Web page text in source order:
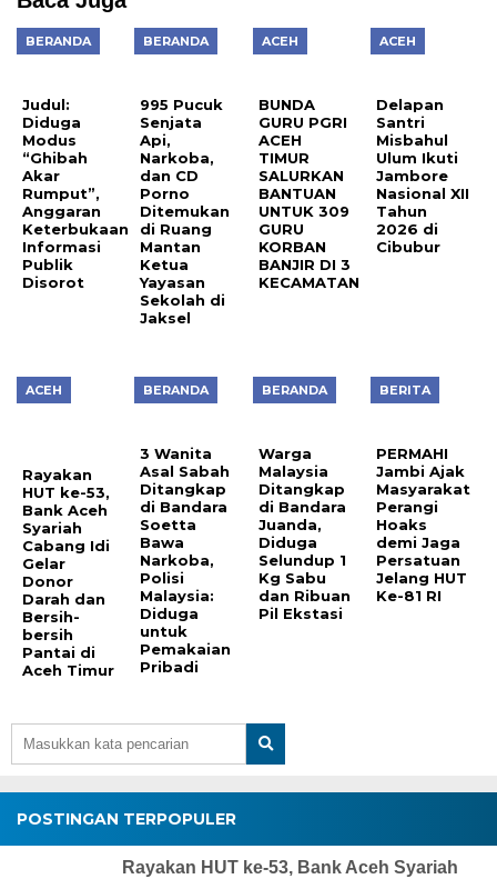
BERANDA
Judul:
Diduga
Modus
“Ghibah
Akar
Rumput”,
Anggaran
Keterbukaan
Informasi
Publik
Disorot
BERANDA
995 Pucuk
Senjata
Api,
Narkoba,
dan CD
Porno
Ditemukan
di Ruang
Mantan
Ketua
Yayasan
Sekolah di
Jaksel
ACEH
BUNDA
GURU PGRI
ACEH
TIMUR
SALURKAN
BANTUAN
UNTUK 309
GURU
KORBAN
BANJIR DI 3
KECAMATAN
ACEH
Delapan
Santri
Misbahul
Ulum Ikuti
Jambore
Nasional XII
Tahun
2026 di
Cibubur
ACEH
Rayakan
HUT ke-53,
Bank Aceh
Syariah
Cabang Idi
Gelar
Donor
Darah dan
Bersih-
bersih
Pantai di
Aceh Timur
BERANDA
3 Wanita
Asal Sabah
Ditangkap
di Bandara
Soetta
Bawa
Narkoba,
Polisi
Malaysia:
Diduga
untuk
Pemakaian
Pribadi
BERANDA
Warga
Malaysia
Ditangkap
di Bandara
Juanda,
Diduga
Selundup 1
Kg Sabu
dan Ribuan
Pil Ekstasi
BERITA
PERMAHI
Jambi Ajak
Masyarakat
Perangi
Hoaks
demi Jaga
Persatuan
Jelang HUT
Ke-81 RI
POSTINGAN TERPOPULER
Rayakan HUT ke-53, Bank Aceh Syariah